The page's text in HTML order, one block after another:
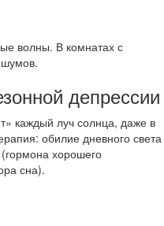
волны. В комнатах с
депрессии
каждый луч солнца, даже в
обилие дневного света
хорошего
сна).